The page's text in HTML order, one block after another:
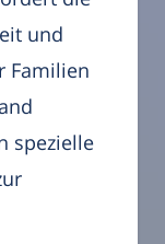
und
Familien
spezielle